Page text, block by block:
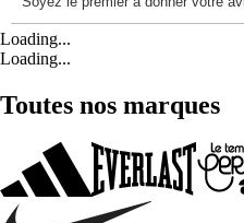
Loading...
Loading...
Toutes nos marques